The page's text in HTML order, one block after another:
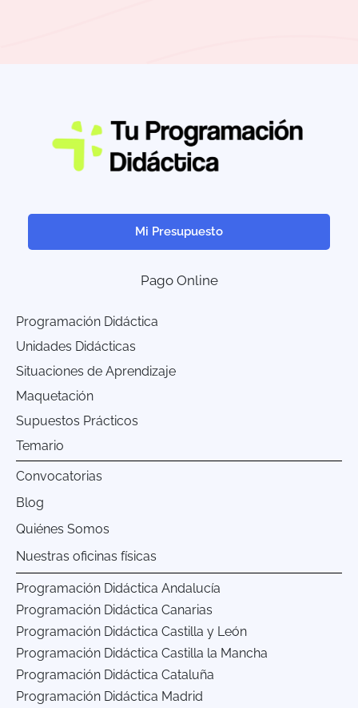
Mi Presupuesto
Pago Online
Programación Didáctica
Unidades Didácticas
Situaciones de Aprendizaje
Maquetación
Supuestos Prácticos
Temario
Programación Didáctica Andalucía
Programación Didáctica Canarias
Programación Didáctica Castilla y León
Programación Didáctica Castilla la Mancha
Programación Didáctica Cataluña
Programación Didáctica Madrid
Convocatorias
Blog
Quiénes Somos
Nuestras oficinas físicas